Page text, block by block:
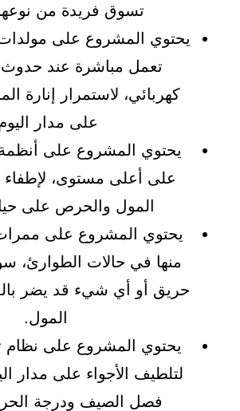
تسوق فريدة من
يحتوي المشروع على مولدات
تعمل مباشرة عند حدوث
كهربائي، لاستمرار إنارة
على مدار
يحتوي المشروع على
على أعلى مستوى،
المول والحرص على
يحتوي المشروع على
منها في حالات الطوارئ،
حريق أو أي شيء قد يضر
المول.
يحتوي المشروع على
لتلطيف الأجواء على مدار
فصل الصيف ودرجة